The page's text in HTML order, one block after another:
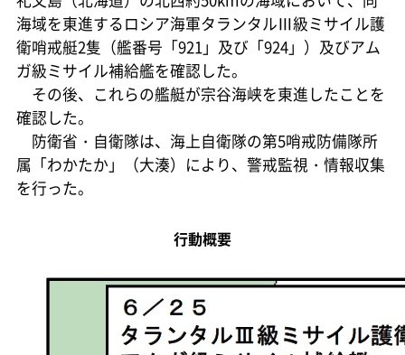
海域を東進するロシア海軍タランタルⅢ級ミサイル護
衛哨戒艇2隻（艦番号「921」及び「924」）及びアム
ガ級ミサイル補給艦を確認した。
その後、これらの艦艇が宗谷海峡を東進したことを
確認した。
防衛省・自衛隊は、海上自衛隊の第5哨戒防備隊所
属「わかたか」（大湊）により、警戒監視・情報収集
を行った。
行動概要